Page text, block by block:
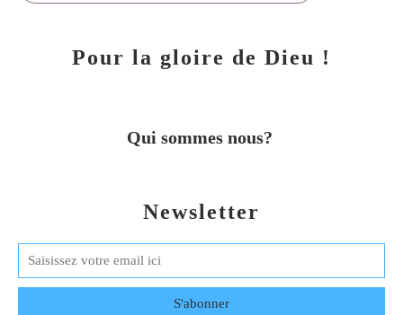
Newsletter
Pour la gloire de Dieu !
Qui sommes nous?